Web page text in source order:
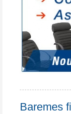
Baremes